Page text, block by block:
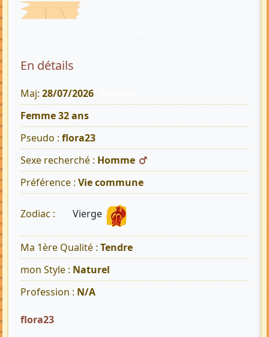
En détails
Maj: 28/07/2026
Femme 32 ans
Pseudo : flora23
Sexe recherché : Homme
Préférence : Vie commune
Zodiac : Vierge
Ma 1ère Qualité : Tendre
mon Style : Naturel
Profession : N/A
flora23